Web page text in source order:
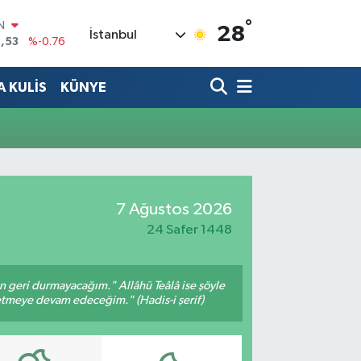
%-0.76
%0.01
İstanbul 28°
KULİS KÜNYE
7 Ağustos 2026
24 Safer 1448
geri durmayacağım." Allâhü Teâlâ ise şöyle
devam edeceğim." (Hadis-i şerif)